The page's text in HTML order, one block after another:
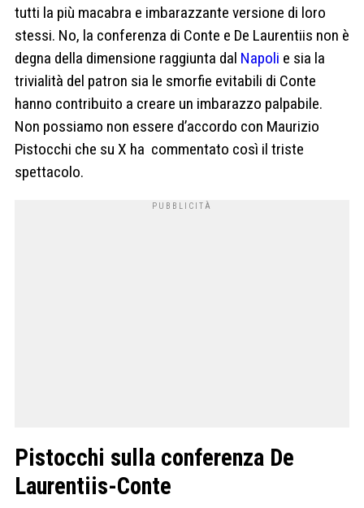
tutti la più macabra e imbarazzante versione di loro
stessi. No, la conferenza di Conte e De Laurentiis non è
degna della dimensione raggiunta dal Napoli e sia la
trivialità del patron sia le smorfie evitabili di Conte
hanno contribuito a creare un imbarazzo palpabile.
Non possiamo non essere d’accordo con Maurizio
Pistocchi che su X ha commentato così il triste
spettacolo.
Pistocchi sulla conferenza De
Laurentiis-Conte